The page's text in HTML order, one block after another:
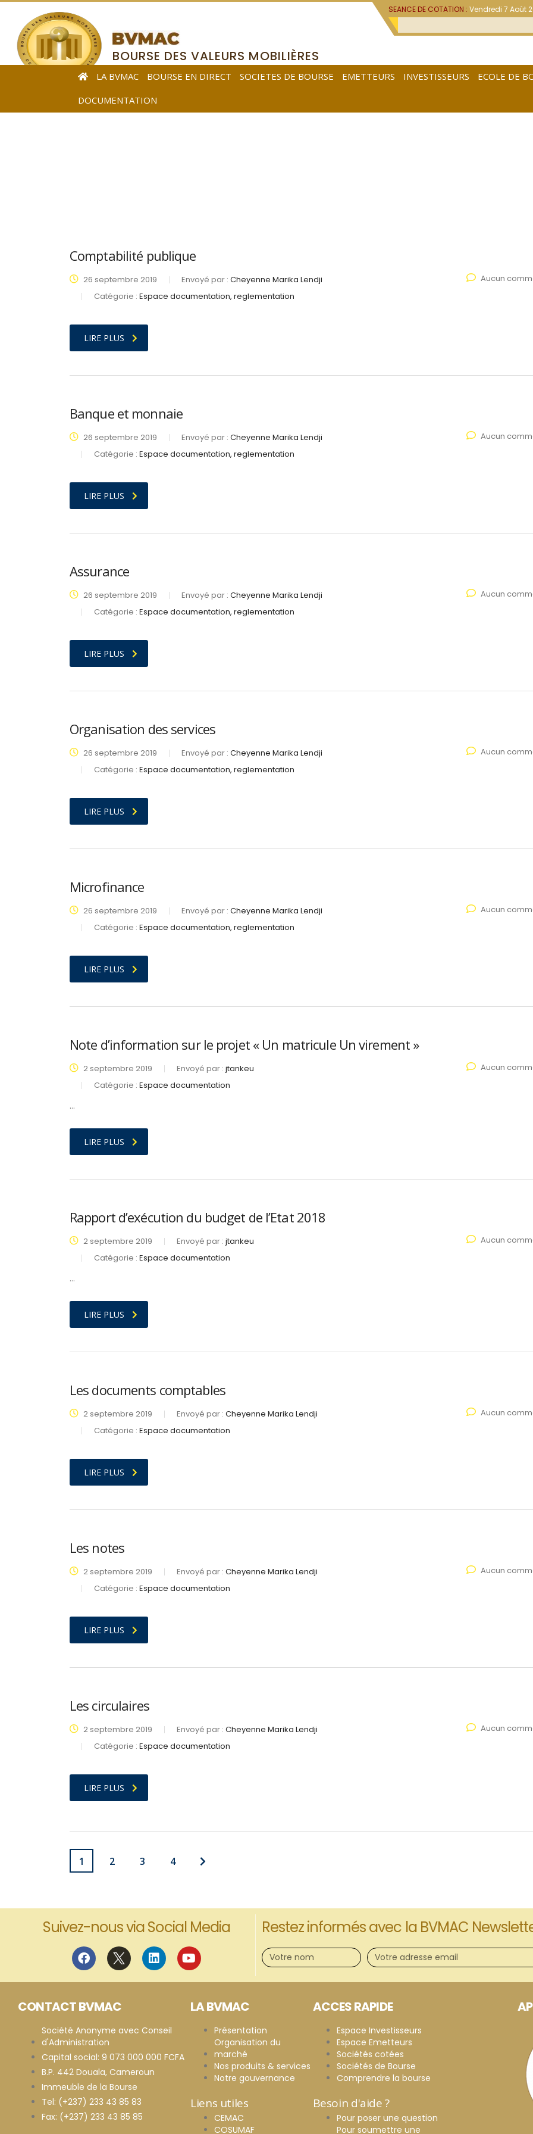
SEANCE DE COTATION :Vendredi 7 Août
BOURSE DES VALEURS MOBILIÈRES
DE L’AFRIQUE CENTRALE
LA BVMAC BOURSE EN DIRECT SOCIETES DE BOURSE EMETTEURS INVESTISSEURS ECOLE DE
DOCUMENTATION
Comptabilité publique
26 septembre 2019 Envoyé par : Cheyenne Marika Lendji
Catégorie : Espace documentation, reglementation
Aucun
LIRE PLUS
Banque et monnaie
26 septembre 2019 Envoyé par : Cheyenne Marika Lendji
Catégorie : Espace documentation, reglementation
Aucun
LIRE PLUS
Assurance
26 septembre 2019 Envoyé par : Cheyenne Marika Lendji
Catégorie : Espace documentation, reglementation
Aucun
LIRE PLUS
Organisation des services
26 septembre 2019 Envoyé par : Cheyenne Marika Lendji
Catégorie : Espace documentation, reglementation
Aucun
LIRE PLUS
Microfinance
26 septembre 2019 Envoyé par : Cheyenne Marika Lendji
Catégorie : Espace documentation, reglementation
Aucun
LIRE PLUS
Note d’information sur le projet « Un matricule Un virement »
2 septembre 2019 Envoyé par : jtankeu
Catégorie : Espace documentation
Aucun
…
LIRE PLUS
Rapport d’exécution du budget de l’Etat 2018
2 septembre 2019 Envoyé par : jtankeu
Catégorie : Espace documentation
Aucun
…
LIRE PLUS
Les documents comptables
2 septembre 2019 Envoyé par : Cheyenne Marika Lendji
Catégorie : Espace documentation
Aucun
LIRE PLUS
Les notes
2 septembre 2019 Envoyé par : Cheyenne Marika Lendji
Catégorie : Espace documentation
Aucun
LIRE PLUS
Les circulaires
2 septembre 2019 Envoyé par : Cheyenne Marika Lendji
Catégorie : Espace documentation
Aucun
LIRE PLUS
1 2 3 4
Suivez-nous via Social Media Restez informés avec la BVMAC
CONTACT BVMAC
Société Anonyme avec Conseil
d'Administration
Capital social: 9 073 000 000 FCFA
B.P. 442 Douala, Cameroun
Immeuble de la Bourse
Tel: (+237) 233 43 85 83
Fax: (+237) 233 43 85 85
LA BVMAC
Présentation
Organisation du
marché
Nos produits & services
Notre gouvernance
Liens utiles
CEMAC
COSUMAF
ACCES RAPIDE
Espace Investisseurs
Espace Emetteurs
Sociétés cotées
Sociétés de Bourse
Comprendre la bourse
Besoin d'aide ?
Pour poser une question
Pour soumettre une